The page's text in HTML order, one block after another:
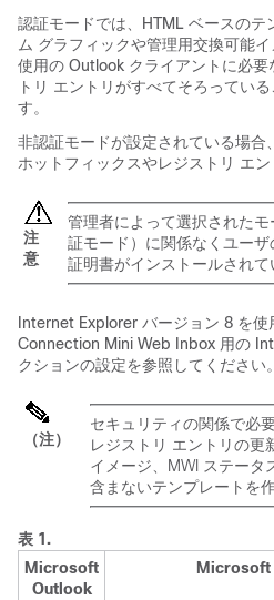
認証モードでは、HTML ベースのテ
ム グラフィックや管理用交換可能
使用の Outlook クライアントに必要
トリ エントリがすべてそろってい
す。
非認証モードが設定されている場合
ホットフィックスやレジストリ エン
注
意
管理者によって選択された
証モード）に関係なくユー
証明書がインストールされて
Internet Explorer バージョン 8 を
Connection Mini Web Inbox 用の
クションの設定を参照してください。
（注）
セキュリティの関係で必
レジストリ エントリの更
イメージ、MWI ステータ
含まないテンプレートを
表 1.
Microsoft
Outlook
Microsoft